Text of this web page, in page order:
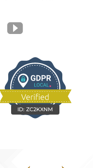
ID: ZC2KXNM